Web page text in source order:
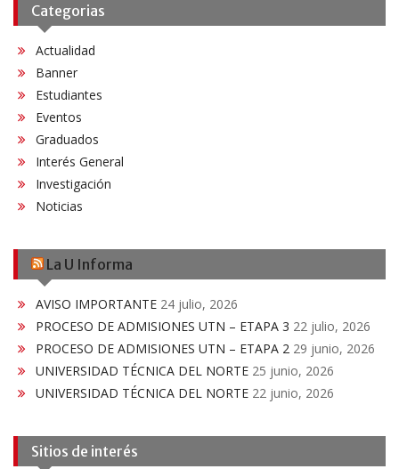
Categorias
Actualidad
Banner
Estudiantes
Eventos
Graduados
Interés General
Investigación
Noticias
La U Informa
AVISO IMPORTANTE 24 julio, 2026
PROCESO DE ADMISIONES UTN – ETAPA 3 22 julio, 2026
PROCESO DE ADMISIONES UTN – ETAPA 2 29 junio, 2026
UNIVERSIDAD TÉCNICA DEL NORTE 25 junio, 2026
UNIVERSIDAD TÉCNICA DEL NORTE 22 junio, 2026
Sitios de interés